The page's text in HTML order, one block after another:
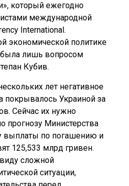
который ежегодно
международной
International.
экономической политике
лишь вопросом
Кубив.
лет негативное
покрывалось Украиной за
Сейчас их нужно
прогнозу Министерства
выплаты по погашению и
125,533 млрд гривен.
сложной
ситуации,